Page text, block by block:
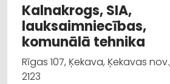
Kalnakrogs, SIA,
lauksaimniecības,
komunālā tehnika
Rīgas 107, Ķekava, Ķekavas
2123